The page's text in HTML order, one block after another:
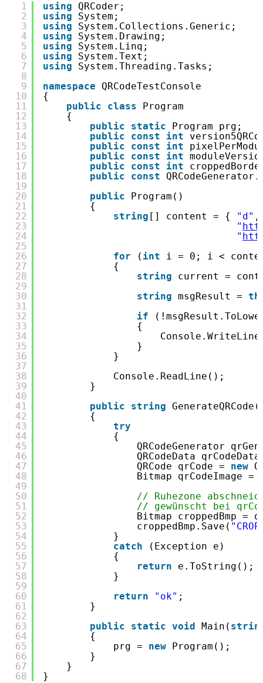
1
2
3
4
5
6
7
8
9
10
11
12
13
14
15
16
17
18
19
20
21
22
23
24
25
26
27
28
29
30
31
32
33
34
35
36
37
38
39
40
41
42
43
44
45
46
47
48
49
50
51
52
53
54
55
56
57
58
59
60
61
62
63
64
65
66
67
68
using
QRCoder;
using
System;
using
System.Collections.Generic;
using
System.Drawing;
using
System.Linq;
using
System.Text;
using
System.Threading.Tasks;
namespace
QRCodeTestConsole
{
public
class
Program
{
public
static
Program prg;
public
const int
public
const int
public
const int
public
const int
public
const
public
Program()
{
string [] content = { "d"
"
"
for
( int
i = 0; i <
{
string
current
string msgResult =
if
{
}
}
Console.ReadLine();
}
public
string GenerateQRCode(
{
try
{
QRCodeGenerator
QRCodeData
QRCode qrCode = new
Bitmap qrCodeImage =
// Ruhezone
// gewünscht bei
Bitmap croppedBmp =
croppedBmp.Save(
}
catch
(Exception e)
{
return
e.ToString();
}
return
"ok" ;
}
public
static void Main(
{
prg = new
Program();
}
}
}